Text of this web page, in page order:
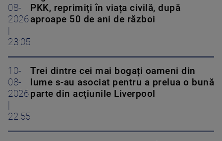
08-
2026
23:05
PKK, reprimiți în viața civilă, după
aproape 50 de ani de război
10-
08-
2026
22:55
Trei dintre cei mai bogați oameni din
lume s-au asociat pentru a prelua o bună
parte din acțiunile Liverpool